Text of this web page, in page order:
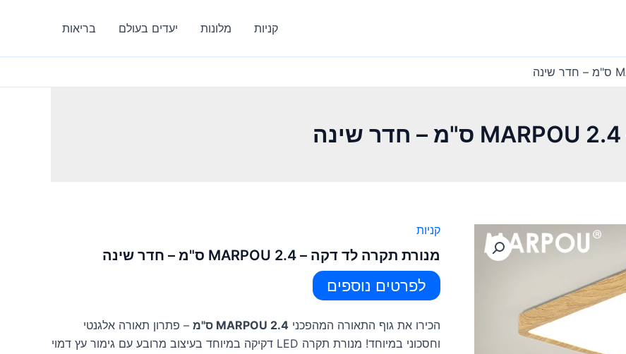
קניות מלונות יעדים בעולם בריאות
קניות
מנורת תקרה לד דקה – MARPOU 2.4 ס"מ – חדר שינה
לפרטים נוספים
הכירו את גוף התאורה המהפכני MARPOU 2.4 ס"מ
– פתרון תאורה אלגנטי
וחסכוני במיוחד! מנורת תקרה LED דקיקה במיוחד בעיצוב מרובע עם גימור עץ דמוי